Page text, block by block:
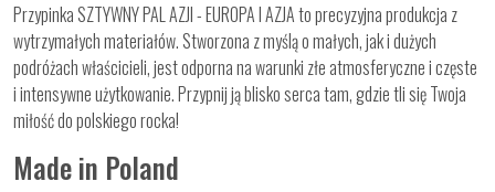
Przypinka SZTYWNY PAL AZJI - EUROPA I AZJA to precyzyjna produkcja z
wytrzymałych materiałów. Stworzona z myślą o małych, jak i dużych
podróżach właścicieli, jest odporna na warunki złe atmosferyczne i częste
i intensywne użytkowanie. Przypnij ją blisko serca tam, gdzie tli się Twoja
miłość do polskiego rocka!
Made in Poland